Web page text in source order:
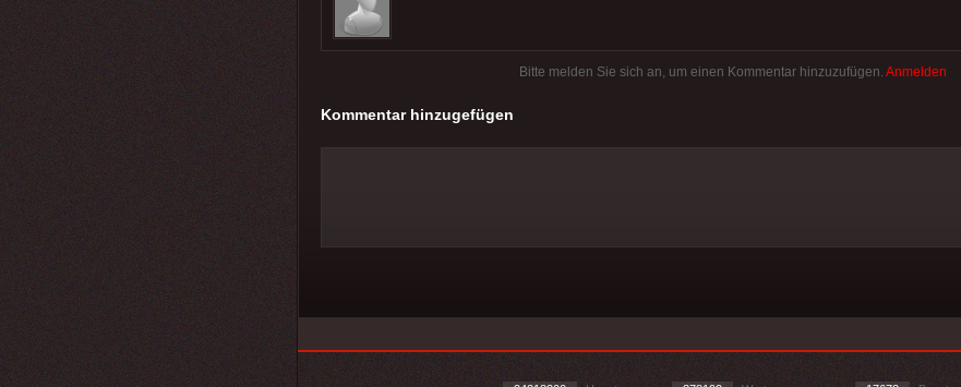
Bitte melden Sie sich an, um einen Kommentar hinzuzufügen. Anmelden
Kommentar hinzugefügen